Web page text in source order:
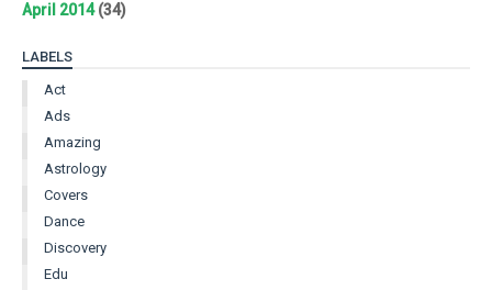
April 2014(34)
LABELS
Act
Ads
Amazing
Astrology
Covers
Dance
Discovery
Edu